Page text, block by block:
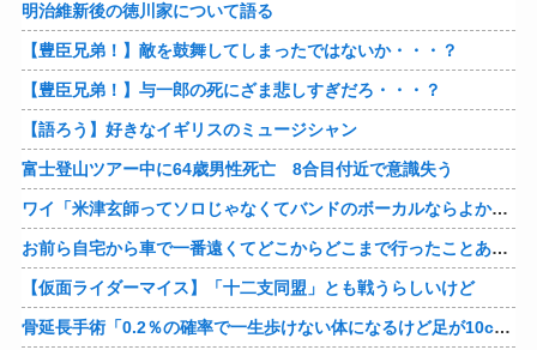
明治維新後の徳川家について語る
【豊臣兄弟！】敵を鼓舞してしまったではないか・・・？
【豊臣兄弟！】与一郎の死にざま悲しすぎだろ・・・？
【語ろう】好きなイギリスのミュージシャン
富士登山ツアー中に64歳男性死亡 8合目付近で意識失う
ワイ「米津玄師ってソロじゃなくてバンドのボーカルならよかったよね」
お前ら自宅から車で一番遠くてどこからどこまで行ったことある？
【仮面ライダーマイス】「十二支同盟」とも戦うらしいけど
骨延長手術「0.2％の確率で一生歩けない体になるけど足が10cm伸びます」←コスパ良すぎるだろ